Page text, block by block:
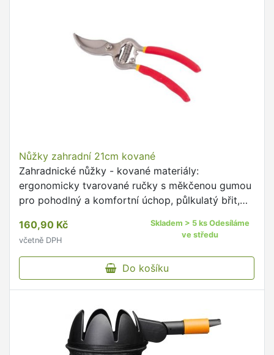
Nůžky zahradní 21cm kované
Zahradnické nůžky - kované materiály:
ergonomicky tvarované ručky s měkčenou gumou
pro pohodlný a komfortní úchop, půlkulatý břit,
Zahradnické nůžky se …
160,90 Kč
včetně DPH
Skladem > 5 ks Odesíláme
ve středu
Do košíku